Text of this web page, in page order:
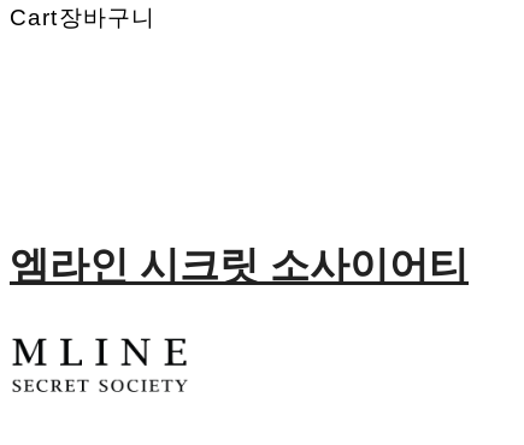
Cart장바구니
엠라인 시크릿 소사이어티